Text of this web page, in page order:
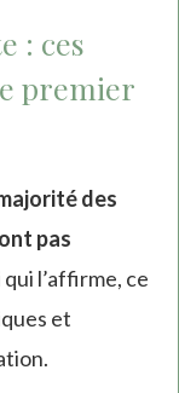
: ces
premier
des
pas
l’affirme, ce
et